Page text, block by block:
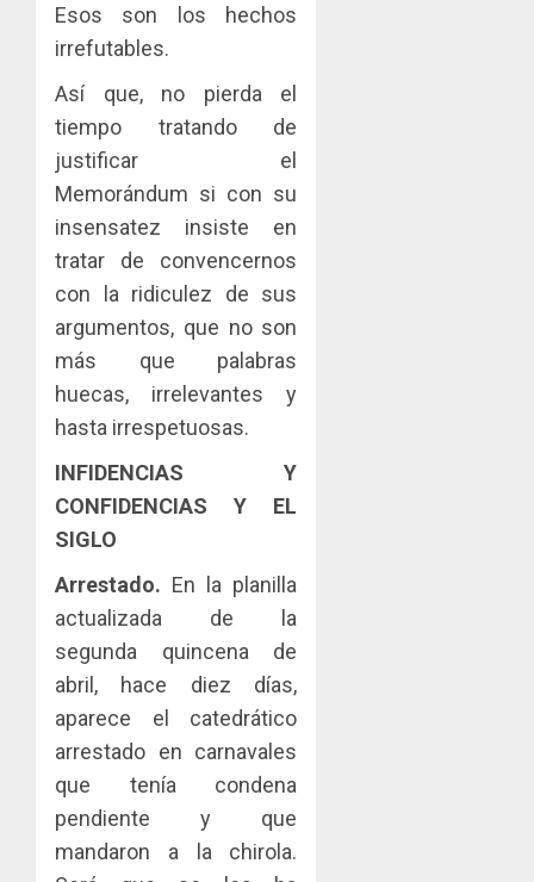
Esos son los hechos
irrefutables.
Así que, no pierda el
tiempo tratando de
justificar el
Memorándum si con su
insensatez insiste en
tratar de convencernos
con la ridiculez de sus
argumentos, que no son
más que palabras
huecas, irrelevantes y
hasta irrespetuosas.
INFIDENCIAS Y
CONFIDENCIAS Y EL
SIGLO
Arrestado. En la planilla
actualizada de la
segunda quincena de
abril, hace diez días,
aparece el catedrático
arrestado en carnavales
que tenía condena
pendiente y que
mandaron a la chirola.